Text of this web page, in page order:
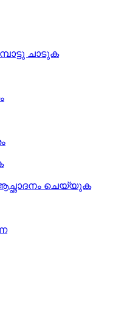
ചാടുക
ചെയ്യുക